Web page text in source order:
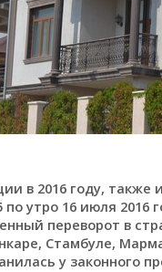
в 2016 году,
утро 16 июля 2016
переворот в
Стамбуле,
у законного